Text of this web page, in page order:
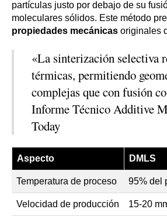
partículas justo por debajo de su
moleculares sólidos. Este método
propiedades mecánicas originales
«La sinterización selectiva
térmicas, permitiendo
complejas que con fusión
Informe Técnico Additive
Today
Aspecto DMLS
Temperatura de proceso 95% del
Velocidad de producción 15-20